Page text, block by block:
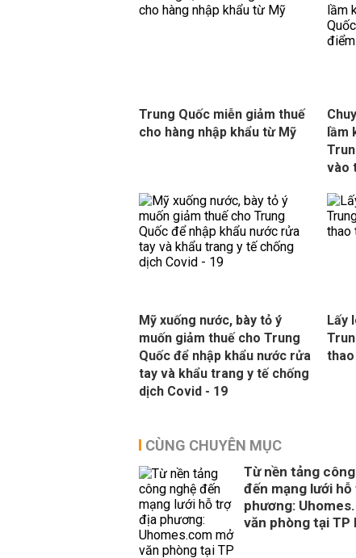
Trung Quốc miễn giảm thuế
cho hàng nhập khẩu từ Mỹ
lầm
vào
Mỹ xuống nước, bày tỏ ý
muốn giảm thuế cho Trung
Quốc để nhập khẩu nước rửa
tay và khẩu trang y tế chống
dịch Covid - 19
Lấy
CÙNG CHUYÊN MỤC
Từ nền tảng
đến mạng lưới
phương:
văn phòng tại TP